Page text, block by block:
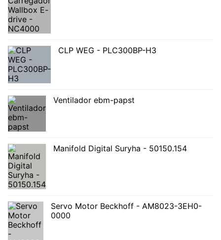
CLP WEG - PLC300BP-H3
Ventilador ebm-papst
Manifold Digital Suryha - 50150.154
Servo Motor Beckhoff - AM8023-3EH0-
0000